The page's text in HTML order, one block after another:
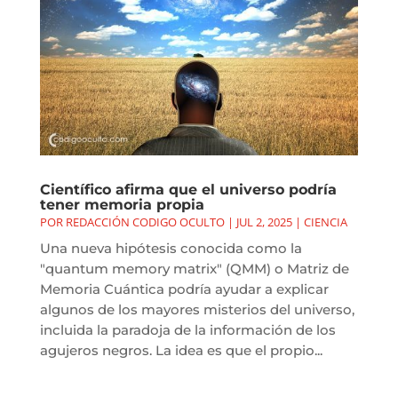
Científico afirma que el universo podría
tener memoria propia
POR REDACCIÓN CODIGO OCULTO| JUL 2, 2025| CIENCIA
Una nueva hipótesis conocida como la
"quantum memory matrix" (QMM) o Matriz de
Memoria Cuántica podría ayudar a explicar
algunos de los mayores misterios del universo,
incluida la paradoja de la información de los
agujeros negros. La idea es que el propio...